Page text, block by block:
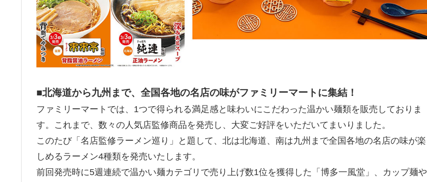
■北海道から九州まで、全国各地の名店の味がファミリーマートに集結！
ファミリーマートでは、1つで得られる満足感と味わいにこだわった温かい麺類を販売しておりま
す。これまで、数々の人気店監修商品を発売し、大変ご好評をいただいてまいりました。
このたび「名店監修ラーメン巡り」と題して、北は北海道、南は九州まで全国各地の名店の味が楽
しめるラーメン4種類を発売いたします。
前回発売時に5週連続で温かい麺カテゴリで売り上げ数1位を獲得した「博多一風堂」、カップ麺や